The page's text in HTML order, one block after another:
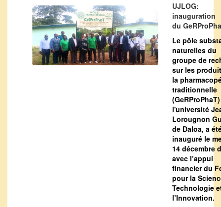
UJLOG:
inauguration
du
Le pôle
naturelles du
groupe de
sur les
la
traditionnelle
l'université
Lorougnon
de Daloa, a
inauguré le
14 décembre
avec l’appui
financier du
pour la
Technologie
l’Innovation.